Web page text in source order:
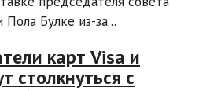
Булке из-за...
карт Visa и
столкнуться с